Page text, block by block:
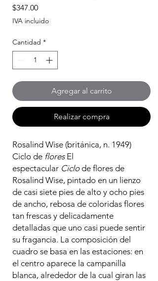
$347.00Precio
IVA incluido
Cantidad *
Agregar al carrito
Realizar compra
Rosalind Wise (británica, n. 1949)
Ciclo de floresEl
espectacular Ciclode flores de
Rosalind Wise, pintado en un lienzo
de casi siete pies de alto y ocho pies
de ancho, rebosa de coloridas flores
tan frescas y delicadamente
detalladas que uno casi puede sentir
su fragancia. La composición del
cuadro se basa en las estaciones: en
el centro aparece la campanilla
blanca, alrededor de la cual giran las